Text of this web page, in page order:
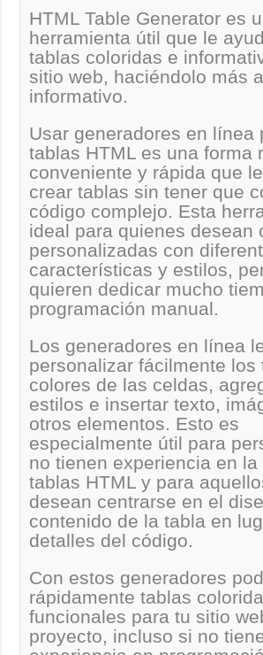
HTML Table Generator es
herramienta útil que le
tablas coloridas e
sitio web, haciéndolo más
informativo.
Usar generadores en línea
tablas HTML es una forma
conveniente y rápida que
crear tablas sin tener que
código complejo. Esta
ideal para quienes desean
personalizadas con
características y estilos,
quieren dedicar mucho
programación manual.
Los generadores en línea
personalizar fácilmente los
colores de las celdas,
estilos e insertar texto,
otros elementos. Esto es
especialmente útil para
no tienen experiencia en
tablas HTML y para
desean centrarse en el
contenido de la tabla en
detalles del código.
Con estos generadores
rápidamente tablas
funcionales para tu sitio
proyecto, incluso si no